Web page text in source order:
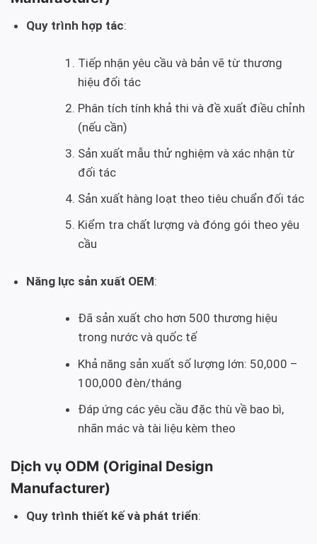
Quy trình hợp tác:
Tiếp nhận yêu cầu và bản vẽ từ thương
hiệu đối tác
Phân tích tính khả thi và đề xuất điều chỉnh
(nếu cần)
Sản xuất mẫu thử nghiệm và xác nhận từ
đối tác
Sản xuất hàng loạt theo tiêu chuẩn đối tác
Kiểm tra chất lượng và đóng gói theo yêu
cầu
Năng lực sản xuất OEM:
Đã sản xuất cho hơn 500 thương hiệu
trong nước và quốc tế
Khả năng sản xuất số lượng lớn: 50,000 –
100,000 đèn/tháng
Đáp ứng các yêu cầu đặc thù về bao bì,
nhãn mác và tài liệu kèm theo
Dịch vụ ODM (Original Design
Manufacturer)
Quy trình thiết kế và phát triển: